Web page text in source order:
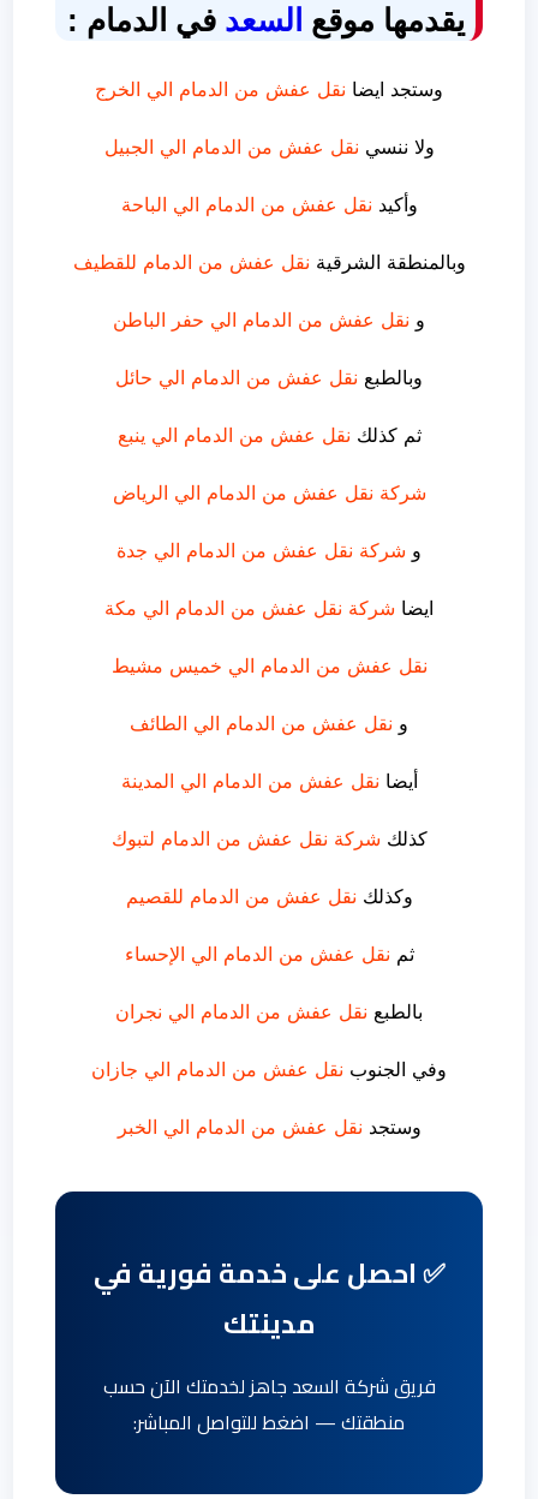
يقدمها موقع السعد في الدمام :
وستجد ايضا نقل عفش من الدمام الي الخرج
ولا ننسي نقل عفش من الدمام الي الجبيل
وأكيد نقل عفش من الدمام الي الباحة
وبالمنطقة الشرقية نقل عفش من الدمام للقطيف
و نقل عفش من الدمام الي حفر الباطن
وبالطبع نقل عفش من الدمام الي حائل
ثم كذلك نقل عفش من الدمام الي ينبع
شركة نقل عفش من الدمام الي الرياض
و شركة نقل عفش من الدمام الي جدة
ايضا شركة نقل عفش من الدمام الي مكة
نقل عفش من الدمام الي خميس مشيط
و نقل عفش من الدمام الي الطائف
أيضا نقل عفش من الدمام الي المدينة
كذلك شركة نقل عفش من الدمام لتبوك
وكذلك نقل عفش من الدمام للقصيم
ثم نقل عفش من الدمام الي الإحساء
بالطبع نقل عفش من الدمام الي نجران
وفي الجنوب نقل عفش من الدمام الي جازان
وستجد نقل عفش من الدمام الي الخبر
✅ احصل على خدمة فورية في
مدينتك
فريق شركة السعد جاهز لخدمتك الآن حسب
منطقتك — اضغط للتواصل المباشر: